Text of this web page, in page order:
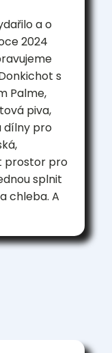
a o
2024
s
Palme,
piva,
dílny pro
prostor pro
splnit
chleba. A